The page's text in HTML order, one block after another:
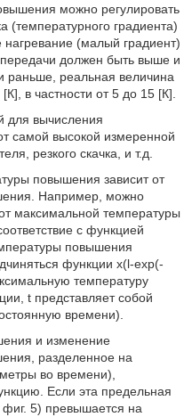
можно регулировать
(температурного градиента)
(малый градиент)
должен быть выше и
раньше, реальная величина
в частности от 5 до 15 [К].
для вычисления
самой высокой измеренной
резкого скачка, и т.д.
повышения зависит от
Например, можно
максимальной температуры
с функцией
повышения
функции x(l-exp(-
температуру
t представляет собой
времени).
и изменение
разделенное на
во времени),
Если эта предельная
5) превышается на